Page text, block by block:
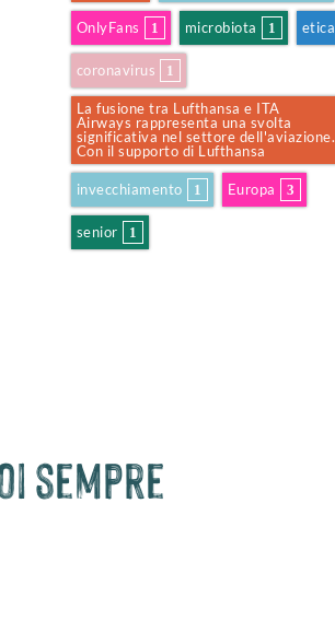
OnlyFans 1 microbiota 1 etica
coronavirus 1
La fusione tra Lufthansa e ITA
Airways rappresenta una svolta
significativa nel settore dell'aviazione.
Con il supporto di Lufthansa
invecchiamento 1 Europa 3
senior 1
sempre